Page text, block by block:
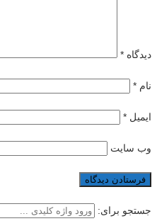
دیدگاه *
نام *
ایمیل *
وب‌ سایت
جستجو برای: